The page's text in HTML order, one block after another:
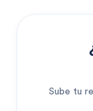
Sube tu